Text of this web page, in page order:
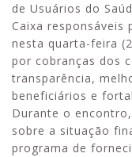
de Usuários do
Caixa responsáveis
nesta quarta-feira
por cobranças dos
transparência,
beneficiários e
Durante o
sobre a situação
programa de